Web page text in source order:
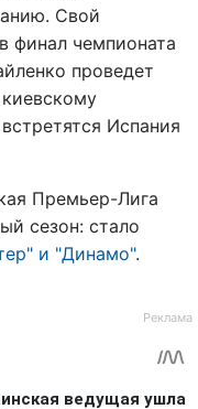
Свой
финал чемпионата
проведет
Испания
Премьер-Лига
сезон: стало
и "Динамо".